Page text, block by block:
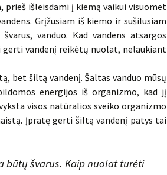
prieš išleisdami į kiemą vaikui visuomet
Grįžusiam iš kiemo ir sušilusiam
vanduo. Kad vandens atsargos
gerti vandenį reikėtų nuolat, nelaukiant
bet šiltą vandenį. Šaltas vanduo mūsų
energijos iš organizmo, kad jį
visos natūralios sveiko organizmo
Įpratę gerti šiltą vandenį patys tai
būtųšvarus. Kaip nuolat turėti